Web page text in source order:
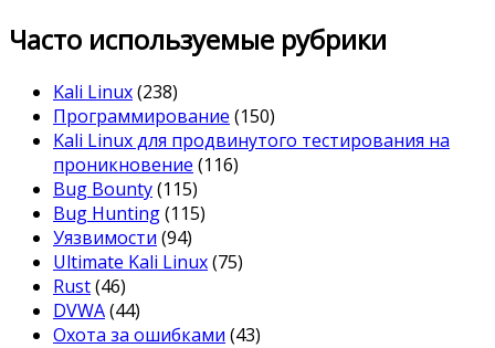
Часто используемые рубрики
Kali Linux(238)
Программирование (150)
Kali Linux для продвинутого тестирования на
проникновение (116)
Bug Bounty(115)
Bug Hunting(115)
Уязвимости (94)
Ultimate Kali Linux(75)
Rust(46)
DVWA(44)
Охота за ошибками (43)